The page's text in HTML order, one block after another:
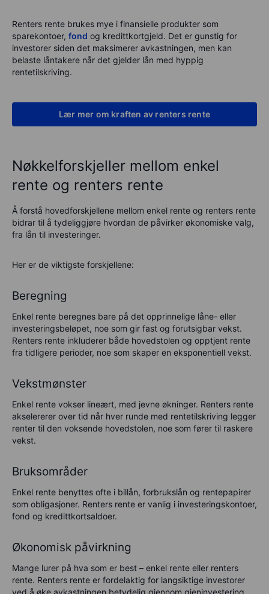
Renters rente brukes mye i finansielle produkter som
sparekontoer, fond og kredittkortgjeld. Det er gunstig for
investorer siden det maksimerer avkastningen, men kan
belaste låntakere når det gjelder lån med hyppig
rentetilskriving.
Lær mer om kraften av renters rente
Nøkkelforskjeller mellom enkel
rente og renters rente
Å forstå hovedforskjellene mellom enkel rente og renters rente
bidrar til å tydeliggjøre hvordan de påvirker økonomiske valg,
fra lån til investeringer.
Her er de viktigste forskjellene:
Beregning
Enkel rente beregnes bare på det opprinnelige låne- eller
investeringsbeløpet, noe som gir fast og forutsigbar vekst.
Renters rente inkluderer både hovedstolen og opptjent rente
fra tidligere perioder, noe som skaper en eksponentiell vekst.
Vekstmønster
Enkel rente vokser lineært, med jevne økninger. Renters rente
akselererer over tid når hver runde med rentetilskriving legger
renter til den voksende hovedstolen, noe som fører til raskere
vekst.
Bruksområder
Enkel rente benyttes ofte i billån, forbrukslån og rentepapirer
som obligasjoner. Renters rente er vanlig i investeringskontoer,
fond og kredittkortsaldoer.
Økonomisk påvirkning
Mange lurer på hva som er best – enkel rente eller renters
rente. Renters rente er fordelaktig for langsiktige investorer
ved å øke avkastningen betydelig gjennom gjeninvestering.